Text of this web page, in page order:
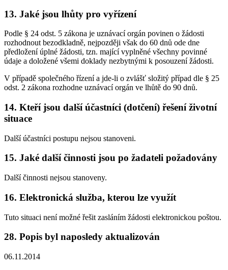
13. Jaké jsou lhůty pro vyřízení
Podle § 24 odst. 5 zákona je uznávací orgán povinen o žádosti
rozhodnout bezodkladně, nejpozději však do 60 dnů ode dne
předložení úplné žádosti, tzn. mající vyplněné všechny povinné
údaje a doložené všemi doklady nezbytnými k posouzení žádosti.
V případě společného řízení a jde-li o zvlášť složitý případ dle § 25
odst. 2 zákona rozhodne uznávací orgán ve lhůtě do 90 dnů.
14. Kteří jsou další účastníci (dotčení) řešení životní
situace
Další účastníci postupu nejsou stanoveni.
15. Jaké další činnosti jsou po žadateli požadovány
Další činnosti nejsou stanoveny.
16. Elektronická služba, kterou lze využít
Tuto situaci není možné řešit zasláním žádosti elektronickou poštou.
28. Popis byl naposledy aktualizován
06.11.2014